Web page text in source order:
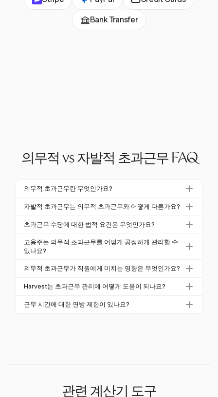
Bank Transfer
의무적 vs 자발적 초과근무 FAQ
의무적 초과근무란 무엇인가요?
의무적 초과근무는 고용주가 직원에게 정규 근무 시간
따르면, 비면세 직원은 주 40시간을 초과하여 근무한
자발적 초과근무는 의무적 초과근무와 어떻게 다른가요?
자발적 초과근무는 직원이 추가 근무 시간을 선택할 수
무적 초과근무는 고용주에 의해 요구되는 반면, 자발적
초과근무는 직원의 재량에 따라 이루어집니다.
초과근무 수당에 대한 법적 요건은 무엇인가요?
FLSA는 비면세 직원이 주 40시간을 초과하여 근무한
시간에 대해 초과근무 수당을 받을 것을 의무화합니다.
법률은 추가적인 보호를 제공할 수 있습니다.
고용주는 의무적 초과근무를 어떻게 공정하게 관리할 수
있나요?
고용주는 명확한 정책을 구현하고, 초과근무 교대를 순
근무를 공정하게 관리할 수 있습니다. Harvest와 같은
데 도움을 줄 수 있습니다.
의무적 초과근무가 직원에게 미치는 영향은 무엇인가요?
의무적 초과근무는 제대로 관리되지 않으면 번아웃, 사
분배와 투명한 소통이 이러한 영향을 완화할 수 있습니
Harvest는 초과근무 관리에 어떻게 도움이 되나요?
Harvest는 시간을 상세히 추적할 수 있도록 하여 자발
근무 시간에 대한 연방 제한이 있나요?
관련 계산기 도구